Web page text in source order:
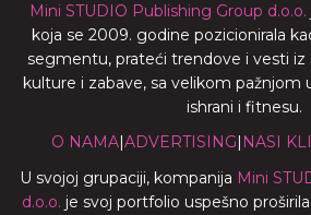
Mini STUDIO Publishing Group d.o.o.
koja se 2009. godine pozicionirala
segmentu, prateći trendove i vesti
kulture i zabave, sa velikom pažnjom
ishrani i fitnesu.
O NAMA| ADVERTISING NASI
U svojoj grupaciji, kompanija Mini
d.o.o. je svoj portfolio uspešno